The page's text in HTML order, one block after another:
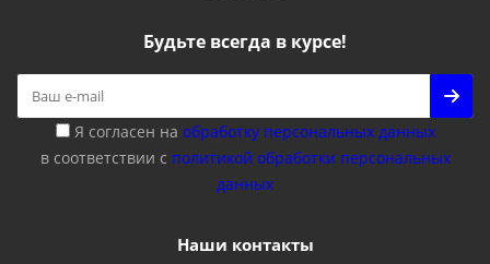
Будьте всегда в курсе!
Я согласен на обработку персональных данных
в соответствии с политикой обработки персональных
данных
Наши контакты